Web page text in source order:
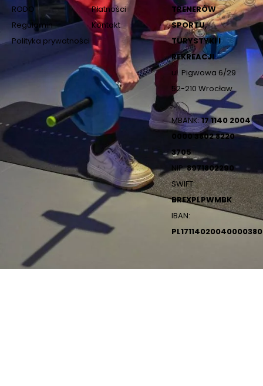
RODO
Regulamin
Polityka prywatności
Płatności
Kontakt
TRENERÓW
SPORTU,
TURYSTYKI I
REKREACJI
ul. Pigwowa 6/29
52-210 Wrocław
MBANK:17 1140 2004
0000 3802 8220
3705
NIP:8971802290
SWIFT:
BREXPLPWMBK
IBAN: